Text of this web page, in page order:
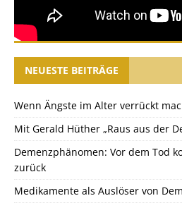
NEUESTE BEITRÄGE
Wenn Ängste im Alter verrückt
Mit Gerald Hüther „Raus aus der
Demenzphänomen: Vor dem Tod
zurück
Medikamente als Auslöser von